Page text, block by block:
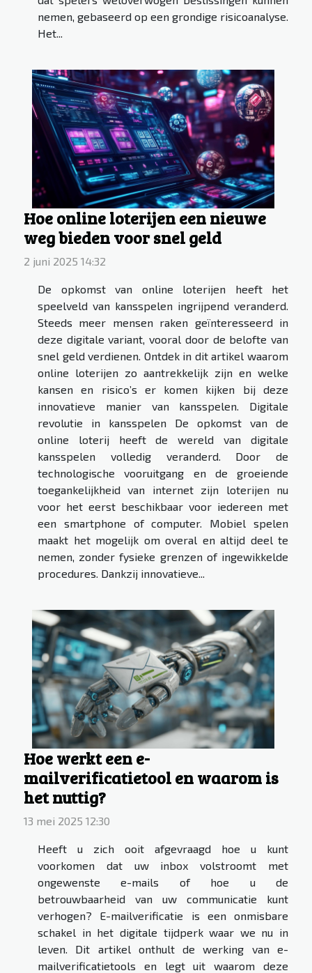
nemen, gebaseerd op een grondige risicoanalyse.
Het...
Hoe online loterijen een nieuwe
weg bieden voor snel geld
2 juni 2025 14:32
De opkomst van online loterijen heeft het
speelveld van kansspelen ingrijpend veranderd.
Steeds meer mensen raken geïnteresseerd in
deze digitale variant, vooral door de belofte van
snel geld verdienen. Ontdek in dit artikel waarom
online loterijen zo aantrekkelijk zijn en welke
kansen en risico’s er komen kijken bij deze
innovatieve manier van kansspelen. Digitale
revolutie in kansspelen De opkomst van de
online loterij heeft de wereld van digitale
kansspelen volledig veranderd. Door de
technologische vooruitgang en de groeiende
toegankelijkheid van internet zijn loterijen nu
voor het eerst beschikbaar voor iedereen met
een smartphone of computer. Mobiel spelen
maakt het mogelijk om overal en altijd deel te
nemen, zonder fysieke grenzen of ingewikkelde
procedures. Dankzij innovatieve...
Hoe werkt een e-
mailverificatietool en waarom is
het nuttig?
13 mei 2025 12:30
Heeft u zich ooit afgevraagd hoe u kunt
voorkomen dat uw inbox volstroomt met
ongewenste e-mails of hoe u de
betrouwbaarheid van uw communicatie kunt
verhogen? E-mailverificatie is een onmisbare
schakel in het digitale tijdperk waar we nu in
leven. Dit artikel onthult de werking van e-
mailverificatietools en legt uit waarom deze